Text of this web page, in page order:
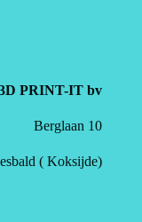
PRINT-IT bv
Berglaan 10
( Koksijde)